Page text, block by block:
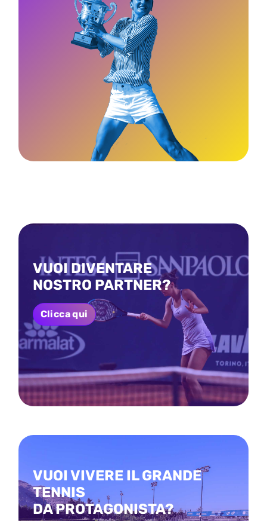
VUOI DIVENTARE
NOSTRO PARTNER?
Clicca qui
VUOI VIVERE IL GRANDE
TENNIS
DA PROTAGONISTA?